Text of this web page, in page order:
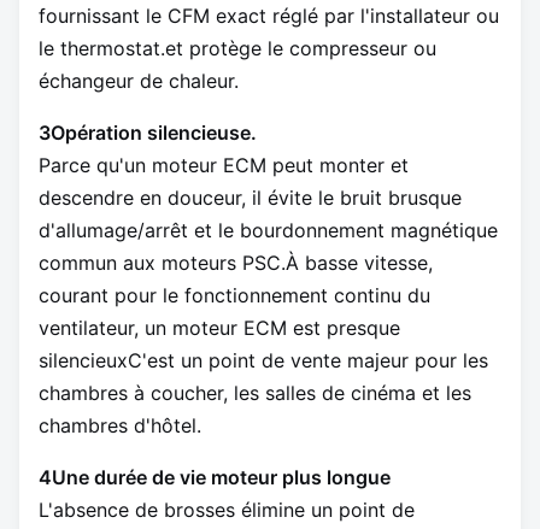
fournissant le CFM exact réglé par l'installateur ou
le thermostat.et protège le compresseur ou
échangeur de chaleur.
3Opération silencieuse.
Parce qu'un moteur ECM peut monter et
descendre en douceur, il évite le bruit brusque
d'allumage/arrêt et le bourdonnement magnétique
commun aux moteurs PSC.À basse vitesse,
courant pour le fonctionnement continu du
ventilateur, un moteur ECM est presque
silencieuxC'est un point de vente majeur pour les
chambres à coucher, les salles de cinéma et les
chambres d'hôtel.
4Une durée de vie moteur plus longue
L'absence de brosses élimine un point de